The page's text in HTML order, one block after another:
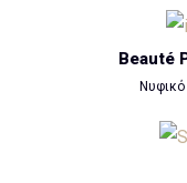
Beauté
Νυφικό